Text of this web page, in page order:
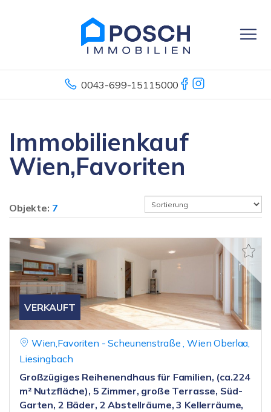
0043-699-15115000
Immobilienkauf
Wien,Favoriten
Objekte: 7
VERKAUFT
Wien,Favoriten - Scheunenstraße , Wien Oberlaa,
Liesingbach
Großzügiges Reihenendhaus für Familien, (ca.224
m² Nutzfläche), 5 Zimmer, große Terrasse, Süd-
Garten, 2 Bäder, 2 Abstellräume, 3 Kellerräume,